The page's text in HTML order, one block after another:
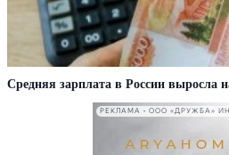
Средняя зарплата в России выросла